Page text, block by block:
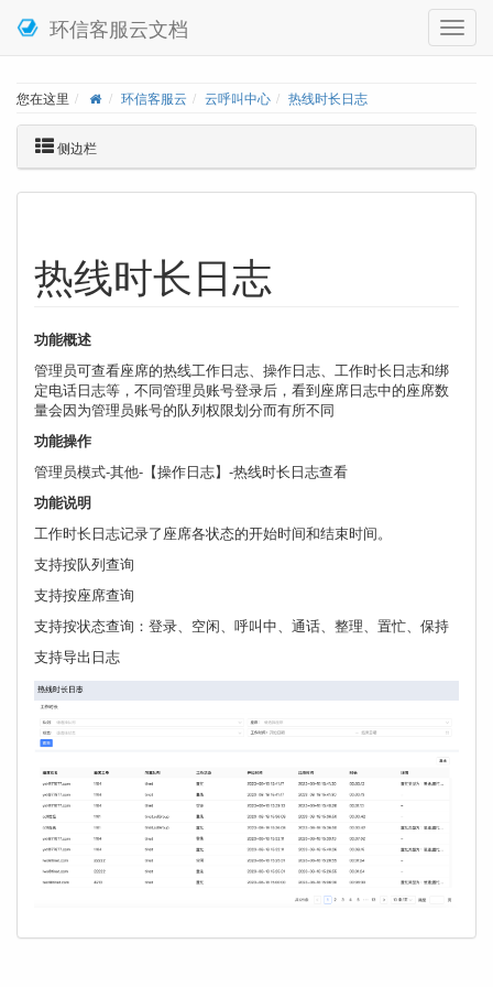
环信客服云文档
您在这里 环信客服云 云呼叫中心 热线时长日志
侧边栏
热线时长日志
功能概述
管理员可查看座席的热线工作日志、操作日志、工作时长日志和绑
定电话日志等，不同管理员账号登录后，看到座席日志中的座席数
量会因为管理员账号的队列权限划分而有所不同
功能操作
管理员模式-其他-【操作日志】-热线时长日志查看
功能说明
工作时长日志记录了座席各状态的开始时间和结束时间。
支持按队列查询
支持按座席查询
支持按状态查询：登录、空闲、呼叫中、通话、整理、置忙、保持
支持导出日志